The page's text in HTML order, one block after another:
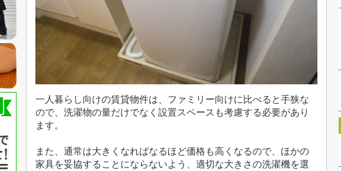
一人暮らし向けの賃貸物件は、ファミリー向けに比べると手狭な
ので、洗濯物の量だけでなく設置スペースも考慮する必要があり
ます。
また、通常は大きくなればなるほど価格も高くなるので、ほかの
家具を妥協することにならないよう、適切な大きさの洗濯機を選